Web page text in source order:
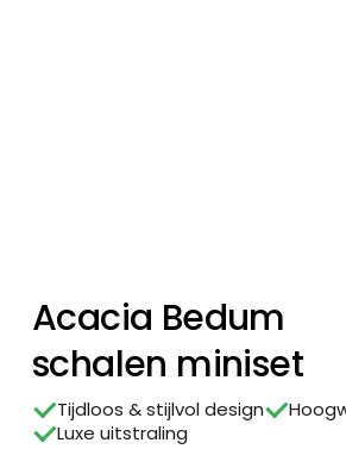
Acacia Bedum
schalen miniset
Tijdloos & stijlvol design
Luxe uitstraling